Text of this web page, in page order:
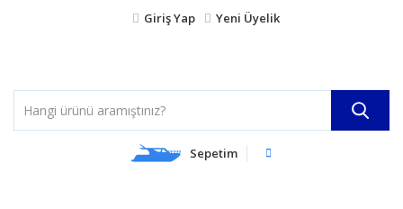
Giriş Yap Yeni Üyelik
Sepetim